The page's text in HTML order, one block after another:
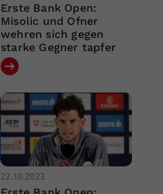
Erste Bank Open:
Misolic und Ofner
wehren sich gegen
starke Gegner tapfer
22.10.2023